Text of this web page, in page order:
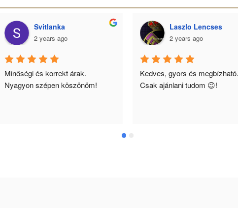
Svitlanka
2 years ago
Minőségi és korrekt árak.
Nyagyon szépen köszönöm!
Laszlo Lencses
2 years ago
Kedves, gyors és megbízható.
Csak ajánlani tudom 😉!